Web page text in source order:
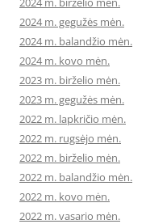
2024 m. gegužės mėn.
2024 m. balandžio mėn.
2024 m. kovo mėn.
2023 m. birželio mėn.
2023 m. gegužės mėn.
2022 m. lapkričio mėn.
2022 m. rugsėjo mėn.
2022 m. birželio mėn.
2022 m. balandžio mėn.
2022 m. kovo mėn.
2022 m. vasario mėn.